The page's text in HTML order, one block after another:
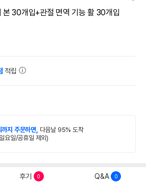
본 30개입+관절 면역 기능 활 30개입
적립
지 주문하면, 다음날 95% 도착
요일/공휴일 제외)
후기 0 Q&A 0